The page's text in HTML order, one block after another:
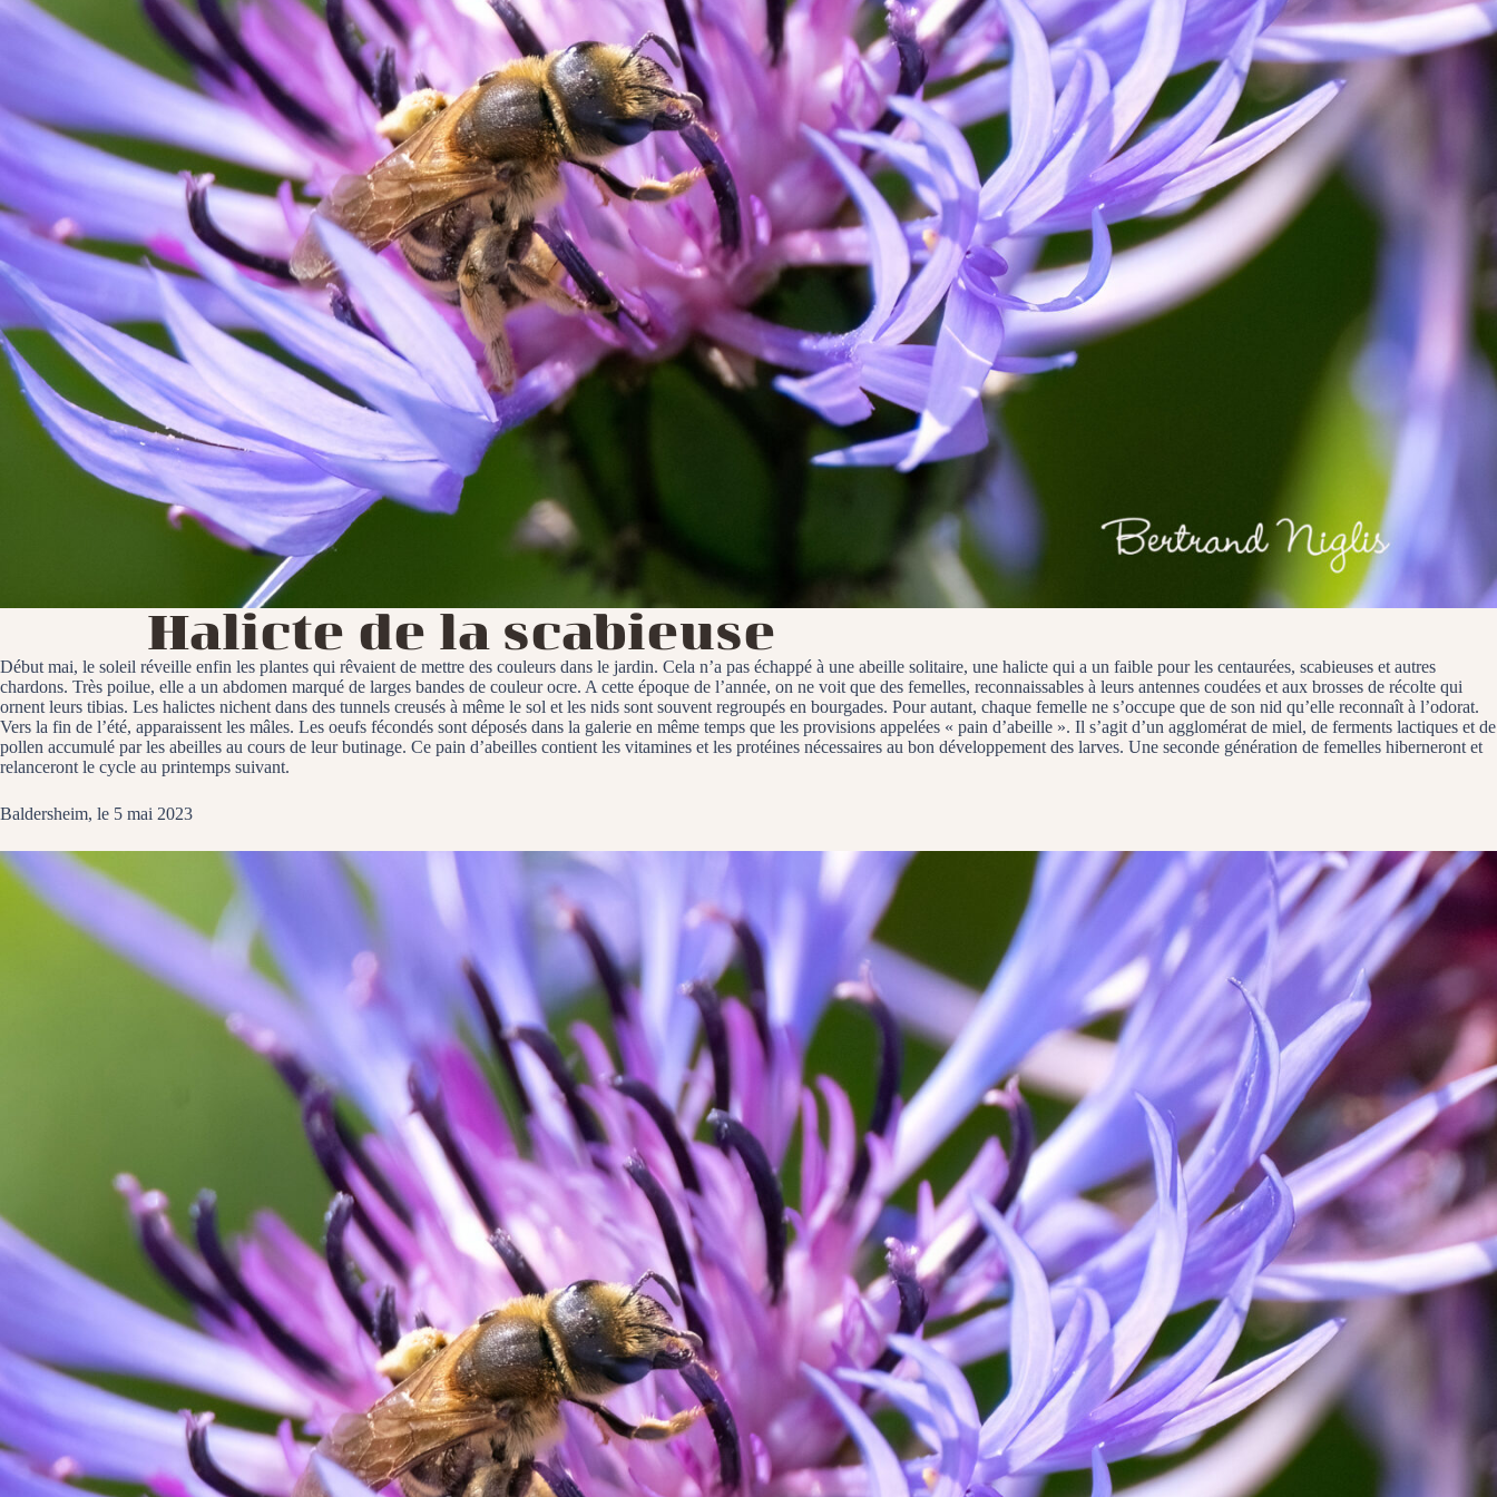
Halicte de la scabieuse
Début mai, le soleil réveille enfin les plantes qui rêvaient de mettre des couleurs dans le jardin. Cela n’a pas échappé à une abeille solitaire, une halicte qui a un faible pour les centaurées, scabieuses et autres
chardons. Très poilue, elle a un abdomen marqué de larges bandes de couleur ocre. A cette époque de l’année, on ne voit que des femelles, reconnaissables à leurs antennes coudées et aux brosses de récolte qui
ornent leurs tibias. Les halictes nichent dans des tunnels creusés à même le sol et les nids sont souvent regroupés en bourgades. Pour autant, chaque femelle ne s’occupe que de son nid qu’elle reconnaît à l’odorat.
Vers la fin de l’été, apparaissent les mâles. Les oeufs fécondés sont déposés dans la galerie en même temps que les provisions appelées « pain d’abeille ». Il s’agit d’un agglomérat de miel, de ferments lactiques et de
pollen accumulé par les abeilles au cours de leur butinage. Ce pain d’abeilles contient les vitamines et les protéines nécessaires au bon développement des larves. Une seconde génération de femelles hiberneront et
relanceront le cycle au printemps suivant.
Baldersheim, le 5 mai 2023